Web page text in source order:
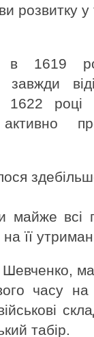
розвитку
в 1619
1622 році
майже всі
її
часу
табір.